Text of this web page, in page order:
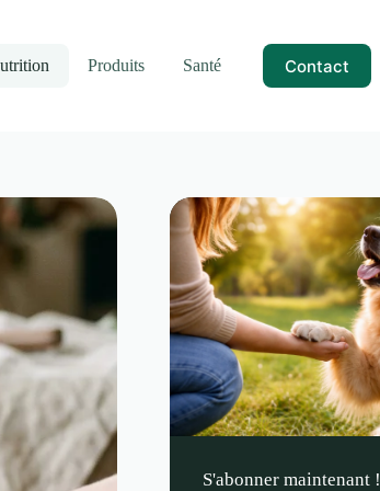
Produits Santé Contact
S'abonner maintenant !